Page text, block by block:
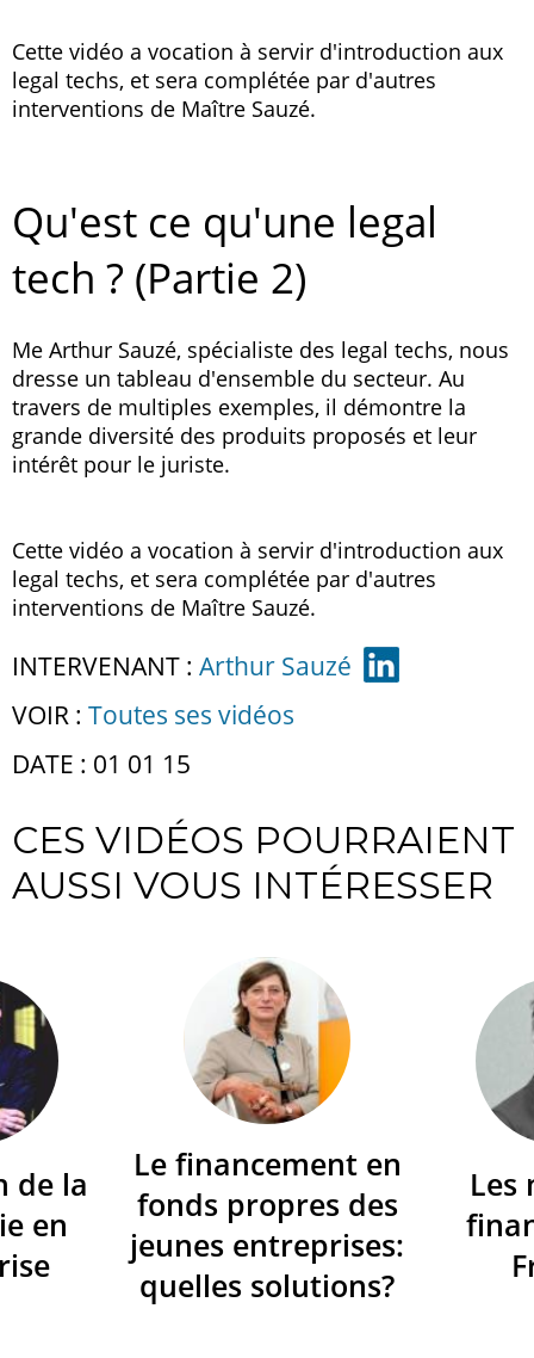
Cette vidéo a vocation à servir d'introduction aux
legal techs, et sera complétée par d'autres
interventions de Maître Sauzé.
Qu'est ce qu'une legal
tech ? (Partie 2)
Me Arthur Sauzé, spécialiste des legal techs, nous
dresse un tableau d'ensemble du secteur. Au
travers de multiples exemples, il démontre la
grande diversité des produits proposés et leur
intérêt pour le juriste.
Cette vidéo a vocation à servir d'introduction aux
legal techs, et sera complétée par d'autres
interventions de Maître Sauzé.
INTERVENANT : Arthur Sauzé
VOIR : Toutes ses vidéos
DATE : 01 01 15
CES VIDÉOS POURRAIENT
AUSSI VOUS INTÉRESSER
de la
en
Le financement en
fonds propres des
jeunes entreprises:
quelles solutions?
Les